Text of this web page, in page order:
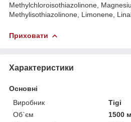
Methylchloroisothiazolinone,
Methylisothiazolinone, Limonene,
Приховати
Характеристики
Основні
Виробник
Tigi
Об`єм
1500